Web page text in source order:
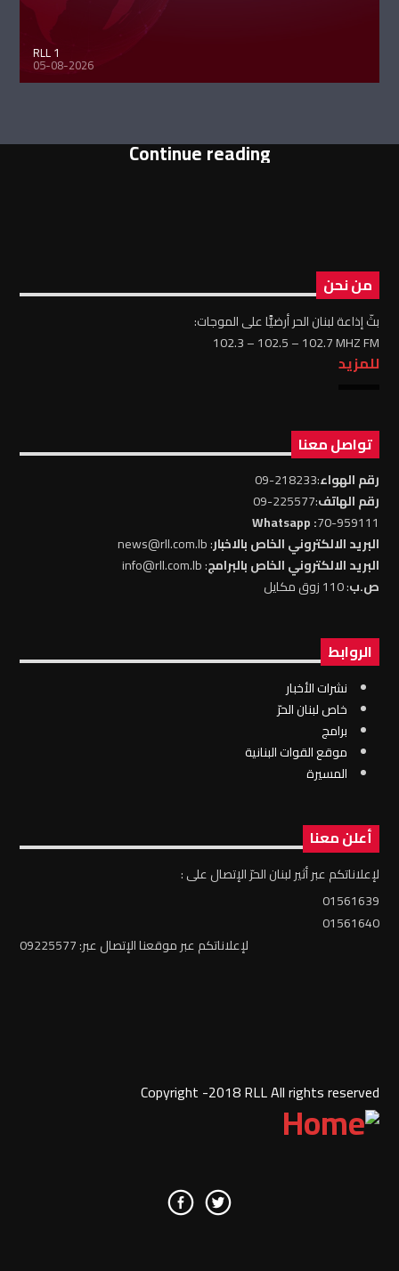
RLL 1
05-08-2026
Continue reading
من نحن
بثّ إذاعة لبنان الحر أرضيًّا على الموجات:
102.3 – 102.5 – 102.7 MHZ FM
للمزيد
تواصل معنا
رقم الهواء:218233-09
رقم الهاتف:225577-09
70-959111
: Whatsapp
البريد الالكتروني الخاص بالاخبار: news@rll.com.lb
البريد الالكتروني الخاص بالبرامج: info@rll.com.lb
ص.ب: 110 زوق مكايل
الروابط
نشرات الأخبار
خاص لبنان الحرّ
برامج
موقع القوات البنانية
المسيرة
أعلن معنا
لإعلاناتكم عبر أثير لبنان الحرّ الإتصال على :
01561639
01561640
لإعلاناتكم عبر موقعنا الإتصال عبر: 09225577
Copyright -2018 RLL All rights reserved